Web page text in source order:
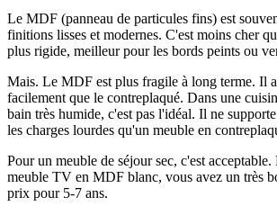
Le MDF (panneau de particules fins) est
finitions lisses et modernes. C'est moins cher
plus rigide, meilleur pour les bords peints ou
Mais. Le MDF est plus fragile à long terme. Il
facilement que le contreplaqué. Dans une
bain très humide, c'est pas l'idéal. Il ne
les charges lourdes qu'un meuble en
Pour un meuble de séjour sec, c'est
meuble TV en MDF blanc, vous avez un très
prix pour 5-7 ans.